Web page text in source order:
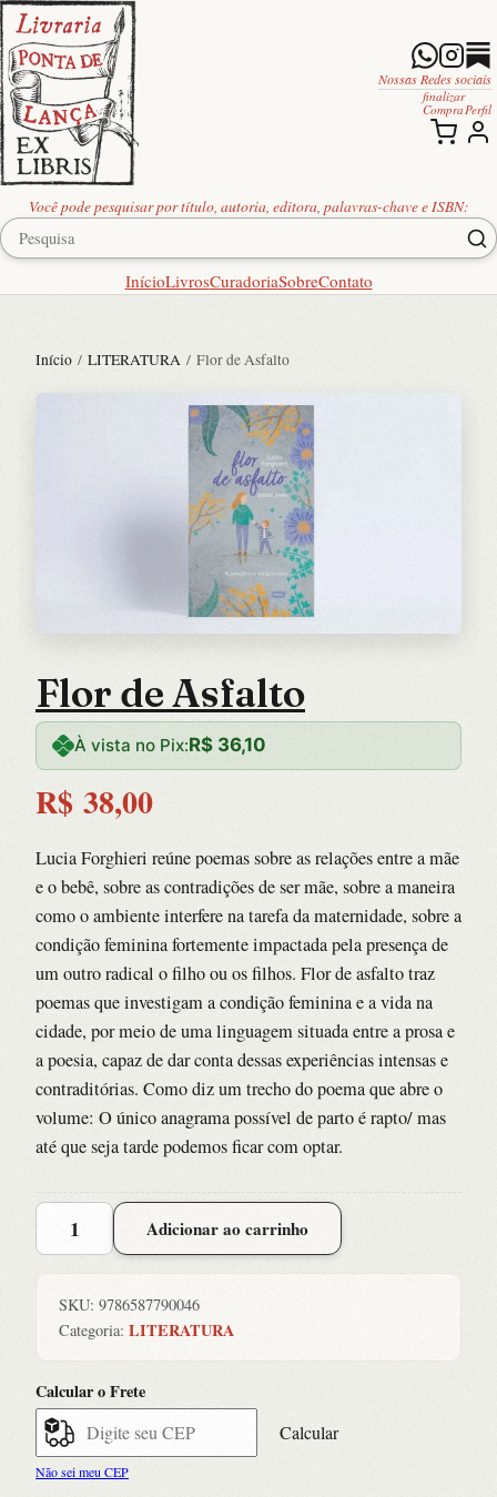
Você pode pesquisar por título, autoria, editora, palavras-chave e ISBN:
InícioLivrosCuradoriaSobreContato
Nossas Redes sociais
finalizar
Compra Perfil
Início / LITERATURA / Flor de Asfalto
Flor de Asfalto
À vista no Pix:R$ 36,10
R$ 38,00
Lucia Forghieri reúne poemas sobre as relações entre a mãe
e o bebê, sobre as contradições de ser mãe, sobre a maneira
como o ambiente interfere na tarefa da maternidade, sobre a
condição feminina fortemente impactada pela presença de
um outro radical o filho ou os filhos. Flor de asfalto traz
poemas que investigam a condição feminina e a vida na
cidade, por meio de uma linguagem situada entre a prosa e
a poesia, capaz de dar conta dessas experiências intensas e
contraditórias. Como diz um trecho do poema que abre o
volume: O único anagrama possível de parto é rapto/ mas
até que seja tarde podemos ficar com optar.
Flor
Adicionar ao carrinho
SKU: 9786587790046
Categoria: LITERATURA
Calcular o Frete
Calcular
Não sei meu CEP